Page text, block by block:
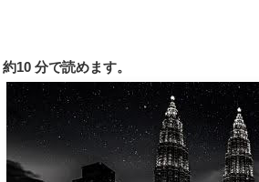
約10 分で読めます。